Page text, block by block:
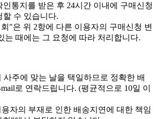
통지를 받은 후 24시간 이내에 구매신청
할 수 있습니다.
"은 위 2항에 다른 이용자의 구매신청 변
는 때에는 그 요청에 따라 처리합니다.
사주에 맞는 날을 택일하므로 정확한 배
로 연락드립니다. (평균적으로 10일 이
자의 부재로 인한 배송지연에 대한 책임